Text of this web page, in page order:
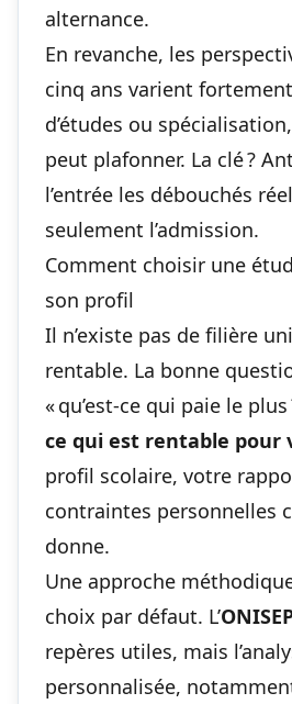
alternance.
En revanche, les
cinq ans varient
d’études ou
peut plafonner. La clé ?
l’entrée les débouchés
seulement l’admission.
Comment choisir une
son profil
Il n’existe pas de filière
rentable. La bonne
« qu’est-ce qui paie le plus
ce qui est rentable pour
profil scolaire, votre
contraintes personnelles
donne.
Une approche
choix par défaut. L’
repères utiles, mais
personnalisée,